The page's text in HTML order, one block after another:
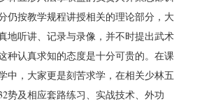
仍按教学规程讲授相关的理论部分，大
地听讲、记录与录像，并不时提出武术
种认真求知的态度是十分可贵的。在课
中，大家更是刻苦求学，在相关少林五
势及相应套路练习、实战技术、外功